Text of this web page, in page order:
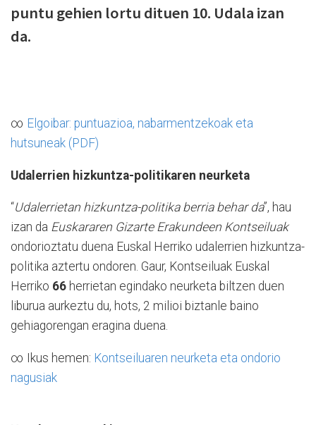
puntu gehien lortu dituen 10. Udala izan
da.
∞ Elgoibar: puntuazioa, nabarmentzekoak eta
hutsuneak (PDF)
Udalerrien hizkuntza-politikaren neurketa
“Udalerrietan hizkuntza-politika berria behar da”, hau
izan da Euskararen Gizarte Erakundeen Kontseiluak
ondorioztatu duena Euskal Herriko udalerrien hizkuntza-
politika aztertu ondoren. Gaur, Kontseiluak Euskal
Herriko 66 herrietan egindako neurketa biltzen duen
liburua aurkeztu du, hots, 2 milioi biztanle baino
gehiagorengan eragina duena.
∞ Ikus hemen: Kontseiluaren neurketa eta ondorio
nagusiak